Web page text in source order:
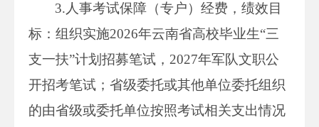
3.人事考试保障（专户）经费，绩效目
标：组织实施2026年云南省高校毕业生“三
支一扶”计划招募笔试，2027年军队文职公
开招考笔试；省级委托或其他单位委托组织
的由省级或委托单位按照考试相关支出情况